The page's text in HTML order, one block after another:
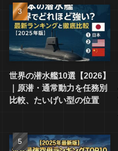
世界の潜水艦10選【2026】
｜原潜・通常動力を任務別
比較、たいげい型の位置